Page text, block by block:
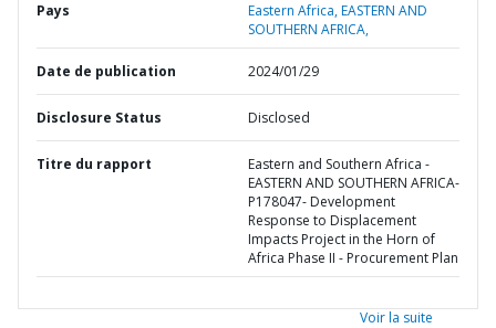
Pays Eastern Africa,EASTERN AND
SOUTHERN AFRICA,
Date de publication 2024/01/29
Disclosure Status Disclosed
Titre du rapport
Eastern and Southern Africa -
EASTERN AND SOUTHERN AFRICA-
P178047- Development
Response to Displacement
Impacts Project in the Horn of
Africa Phase II - Procurement Plan
Voir la suite